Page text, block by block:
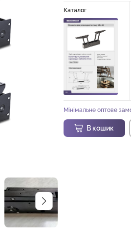
Каталог
Мінімальне оптове
В кошик